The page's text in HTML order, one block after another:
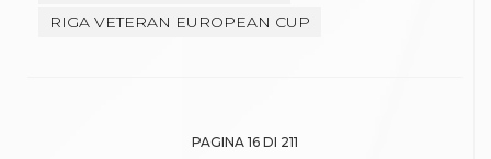
RIGA VETERAN EUROPEAN CUP
PAGINA 16 DI 211